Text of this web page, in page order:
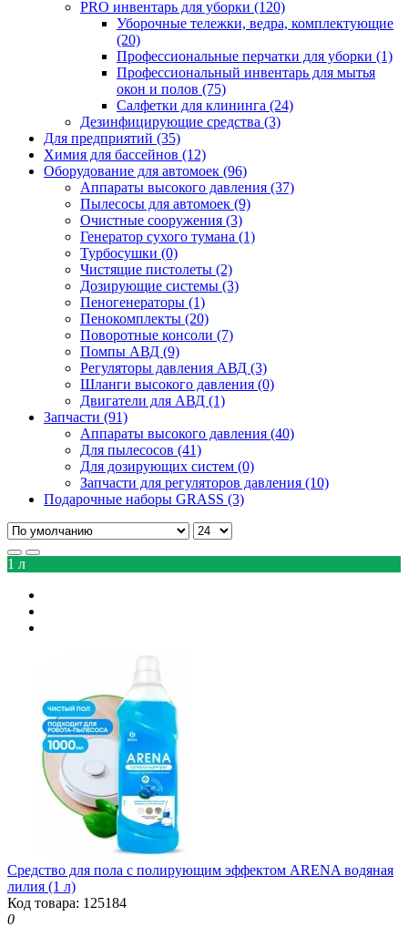
PRO инвентарь для уборки (120)
Уборочные тележки, ведра, комплектующие
(20)
Профессиональные перчатки для уборки (1)
Профессиональный инвентарь для мытья
окон и полов (75)
Салфетки для клининга (24)
Дезинфицирующие средства (3)
Для предприятий (35)
Химия для бассейнов (12)
Оборудование для автомоек (96)
Аппараты высокого давления (37)
Пылесосы для автомоек (9)
Очистные сооружения (3)
Генератор сухого тумана (1)
Турбосушки (0)
Чистящие пистолеты (2)
Дозирующие системы (3)
Пеногенераторы (1)
Пенокомплекты (20)
Поворотные консоли (7)
Помпы АВД (9)
Регуляторы давления АВД (3)
Шланги высокого давления (0)
Двигатели для АВД (1)
Запчасти (91)
Аппараты высокого давления (40)
Для пылесосов (41)
Для дозирующих систем (0)
Запчасти для регуляторов давления (10)
Подарочные наборы GRASS (3)
1 л
Средство для пола с полирующим эффектом ARENA водяная
лилия (1 л)
Код товара: 125184
0